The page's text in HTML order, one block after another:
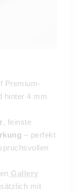
Premium-
hinter 4 mm
, feinste
– perfekt
Gallery
mit